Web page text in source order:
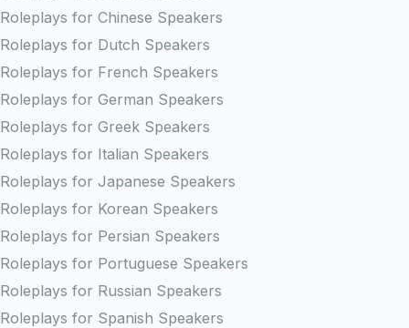
Roleplays for Chinese Speakers
Roleplays for Dutch Speakers
Roleplays for French Speakers
Roleplays for German Speakers
Roleplays for Greek Speakers
Roleplays for Italian Speakers
Roleplays for Japanese Speakers
Roleplays for Korean Speakers
Roleplays for Persian Speakers
Roleplays for Portuguese Speakers
Roleplays for Russian Speakers
Roleplays for Spanish Speakers